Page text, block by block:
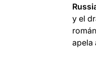
y el
apela